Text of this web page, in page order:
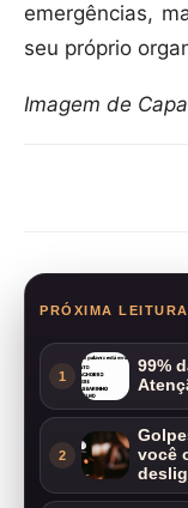
emergências,
seu próprio
Imagem de
PRÓXIMA
1
99%
2
você